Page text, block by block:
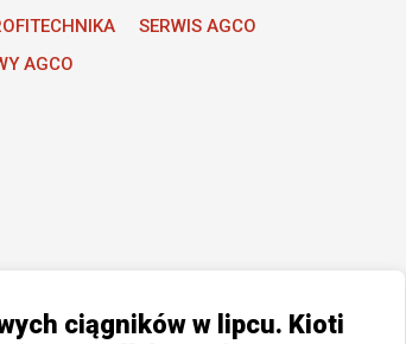
SERWIS AGCO
AGCO
ciągników w lipcu. Kioti